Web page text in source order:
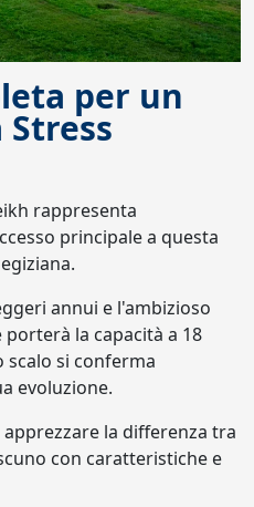
per un
Stress
rappresenta
principale a questa
annui e l'ambizioso
la capacità a 18
scalo si conferma
evoluzione.
la differenza tra
con caratteristiche e